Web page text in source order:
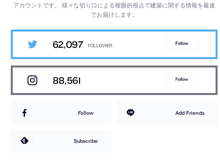
アカウントです。様々な切り口による複眼的視点で建築に関する情報を最速
でお届けします。
62,097 Follow
88,561 Follow
Follow Add Friends
Subscribe